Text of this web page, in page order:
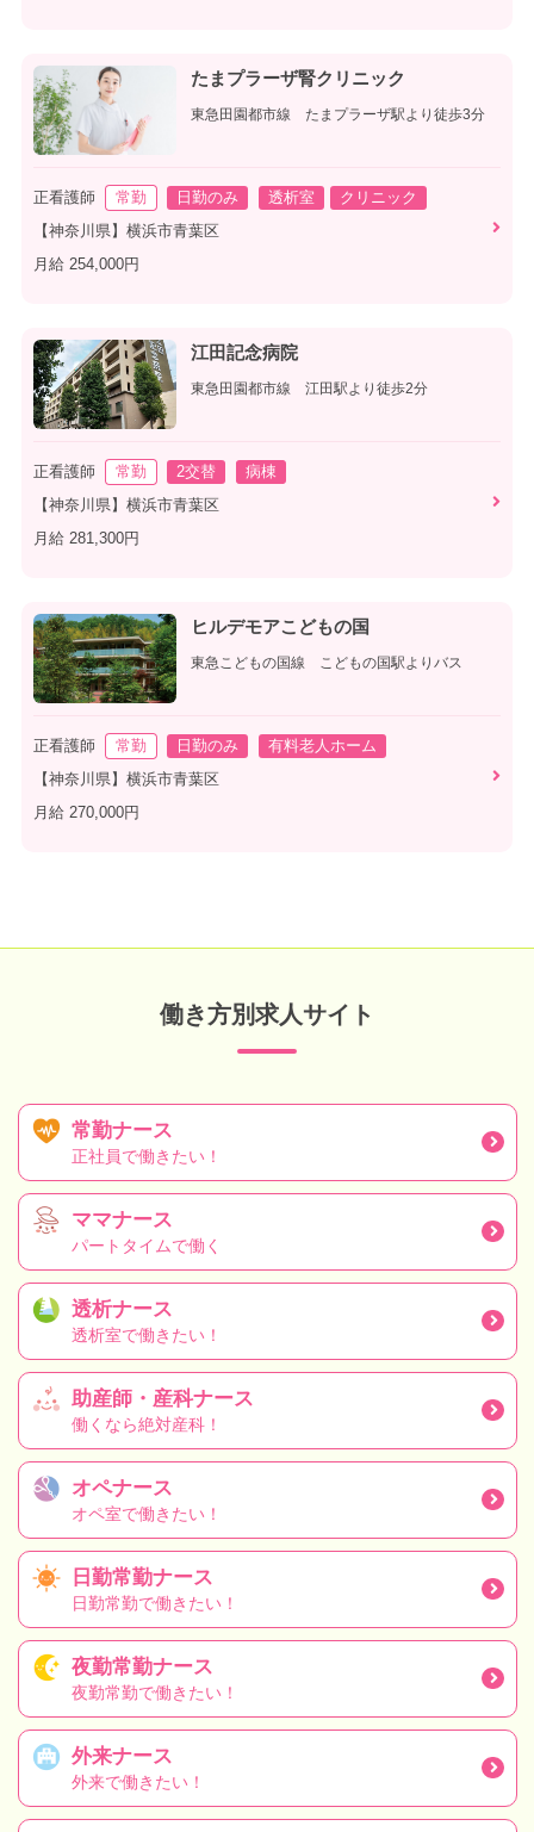
たまプラーザ腎クリニック
東急田園都市線 たまプラーザ駅より徒歩3分
正看護師 常勤 日勤のみ 透析室
クリニック
【神奈川県】横浜市青葉区
月給 254,000円
江田記念病院
東急田園都市線 江田駅より徒歩2分
正看護師 常勤 2交替
病棟
【神奈川県】横浜市青葉区
月給 281,300円
ヒルデモアこどもの国
東急こどもの国線 こどもの国駅よりバス
正看護師 常勤 日勤のみ
有料老人ホーム
【神奈川県】横浜市青葉区
月給 270,000円
働き方別求人サイト
常勤ナース
正社員で働きたい！
ママナース
パートタイムで働く
透析ナース
透析室で働きたい！
助産師・産科ナース
働くなら絶対産科！
オペナース
オペ室で働きたい！
日勤常勤ナース
日勤常勤で働きたい！
夜勤常勤ナース
夜勤常勤で働きたい！
外来ナース
外来で働きたい！